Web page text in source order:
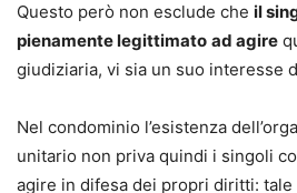
Questo però non esclude che il
pienamente legittimato ad agire
giudiziaria, vi sia un suo interesse
Nel condominio l’esistenza
unitario non priva quindi i singoli
agire in difesa dei propri diritti: